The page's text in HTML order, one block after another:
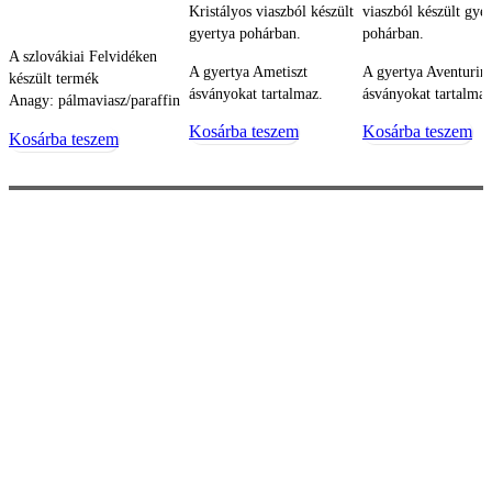
A szlovákiai Felvidéken
készült termék
Anagy: pálmaviasz/paraffin
Kosárba teszem
Kristályos viaszból készült
gyertya pohárban.
A gyertya Ametiszt
ásványokat tartalmaz.
Kosárba teszem
viaszból készült
pohárban.
A gyertya Aventurin
ásványokat
Kosárba teszem